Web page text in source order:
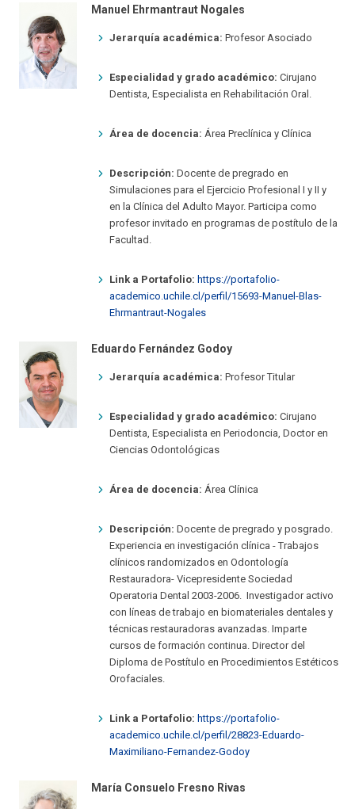
Manuel Ehrmantraut Nogales
Jerarquía académica: Profesor Asociado
Especialidad y grado académico: Cirujano
Dentista, Especialista en Rehabilitación Oral.
Área de docencia: Área Preclínica y Clínica
Descripción: Docente de pregrado en
Simulaciones para el Ejercicio Profesional I y II y
en la Clínica del Adulto Mayor. Participa como
profesor invitado en programas de postítulo de la
Facultad.
Link a Portafolio: https://portafolio-
academico.uchile.cl/perfil/15693-Manuel-Blas-
Ehrmantraut-Nogales
Eduardo Fernández Godoy
Jerarquía académica: Profesor Titular
Especialidad y grado académico: Cirujano
Dentista, Especialista en Periodoncia, Doctor en
Ciencias Odontológicas
Área de docencia: Área Clínica
Descripción: Docente de pregrado y posgrado.
Experiencia en investigación clínica - Trabajos
clínicos randomizados en Odontología
Restauradora- Vicepresidente Sociedad
Operatoria Dental 2003-2006. Investigador activo
con líneas de trabajo en biomateriales dentales y
técnicas restauradoras avanzadas. Imparte
cursos de formación continua. Director del
Diploma de Postítulo en Procedimientos Estéticos
Orofaciales.
Link a Portafolio: https://portafolio-
academico.uchile.cl/perfil/28823-Eduardo-
Maximiliano-Fernandez-Godoy
María Consuelo Fresno Rivas